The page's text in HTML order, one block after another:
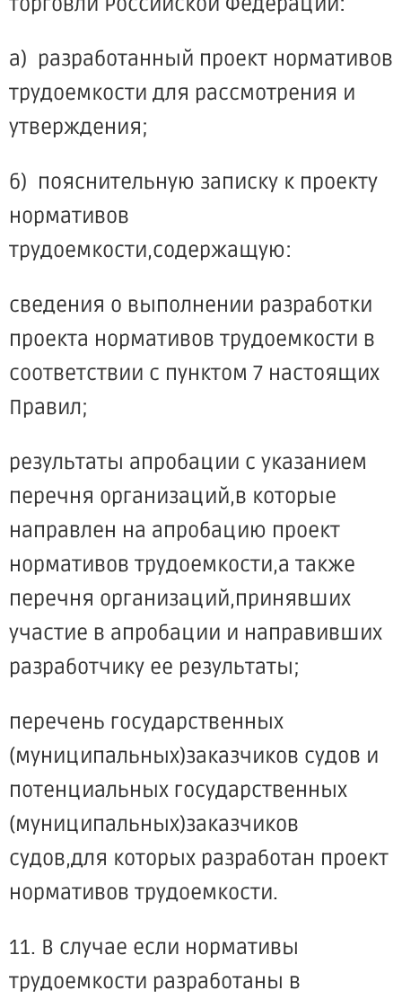
а) разработанный проект нормативов
трудоемкости для рассмотрения и
утверждения;
б) пояснительную записку к проекту
нормативов
трудоемкости,содержащую:
сведения о выполнении разработки
проекта нормативов трудоемкости в
соответствии с пунктом 7 настоящих
Правил;
результаты апробации с указанием
перечня организаций,в которые
направлен на апробацию проект
нормативов трудоемкости,а также
перечня организаций,принявших
участие в апробации и направивших
разработчику ее результаты;
перечень государственных
(муниципальных)заказчиков судов и
потенциальных государственных
(муниципальных)заказчиков
судов,для которых разработан проект
нормативов трудоемкости.
11. В случае если нормативы
трудоемкости разработаны в